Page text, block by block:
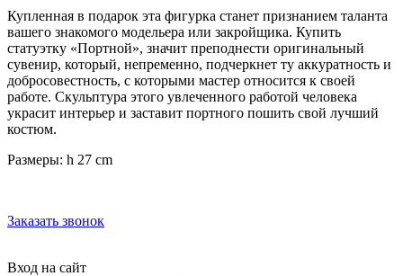
Купленная в подарок эта фигурка станет признанием таланта
вашего знакомого модельера или закройщика. Купить
статуэтку «Портной», значит преподнести оригинальный
сувенир, который, непременно, подчеркнет ту аккуратность и
добросовестность, с которыми мастер относится к своей
работе. Скульптура этого увлеченного работой человека
украсит интерьер и заставит портного пошить свой лучший
костюм.
Размеры: h 27 cm
Заказать звонок
Вход на сайт